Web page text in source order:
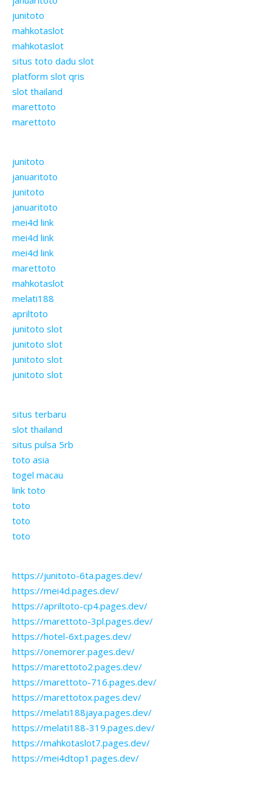
junitoto
mahkotaslot
mahkotaslot
situs toto dadu slot
platform slot qris
slot thailand
marettoto
marettoto
junitoto
januaritoto
junitoto
januaritoto
mei4d link
mei4d link
mei4d link
marettoto
mahkotaslot
melati188
apriltoto
junitoto slot
junitoto slot
junitoto slot
junitoto slot
situs terbaru
slot thailand
situs pulsa 5rb
toto asia
togel macau
link toto
toto
toto
toto
https://junitoto-6ta.pages.dev/
https://mei4d.pages.dev/
https://apriltoto-cp4.pages.dev/
https://marettoto-3pl.pages.dev/
https://hotel-6xt.pages.dev/
https://onemorer.pages.dev/
https://marettoto2.pages.dev/
https://marettoto-716.pages.dev/
https://marettotox.pages.dev/
https://melati188jaya.pages.dev/
https://melati188-319.pages.dev/
https://mahkotaslot7.pages.dev/
https://mei4dtop1.pages.dev/